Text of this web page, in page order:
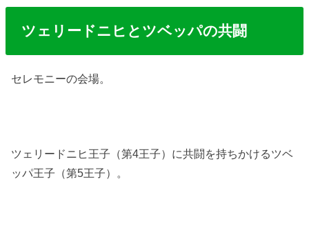
ツェリードニヒとツベッパの共闘
セレモニーの会場。
ツェリードニヒ王子（第4王子）に共闘を持ちかけるツベ
ッパ王子（第5王子）。